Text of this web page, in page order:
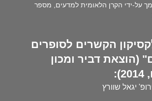
על-ידי הקרן הלאומית למדעים, מספר
הקשרים לסופרים
(הוצאת דביר ומכון
יגאל שוורץ